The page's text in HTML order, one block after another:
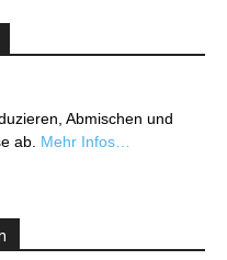
Abmischen und
ab. Mehr Infos…